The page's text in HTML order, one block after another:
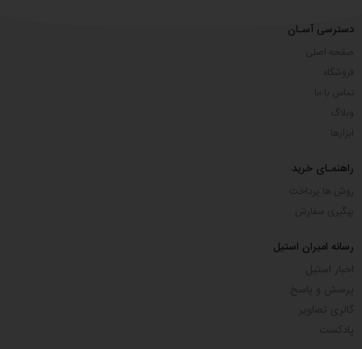
دسترسی آسـان
راهنمـای خرید
رسانه امیران استیل